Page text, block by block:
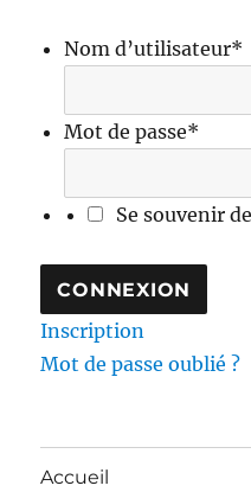
Nom d’utilisateur*
Mot de passe*
Se souvenir
Inscription
Mot de passe oublié ?
Accueil